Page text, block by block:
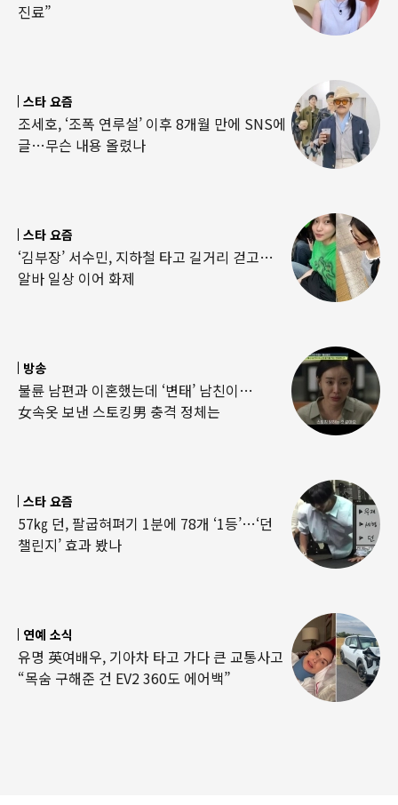
진료”
스타 요즘
조세호, ‘조폭 연루설’ 이후 8개월 만에 SNS에
글…무슨 내용 올렸나
스타 요즘
‘김부장’ 서수민, 지하철 타고 길거리 걷고…
알바 일상 이어 화제
방송
불륜 남편과 이혼했는데 ‘변태’ 남친이…
女속옷 보낸 스토킹男 충격 정체는
스타 요즘
57㎏ 던, 팔굽혀펴기 1분에 78개 ‘1등’…‘던
챌린지’ 효과 봤나
연예 소식
유명 英여배우, 기아차 타고 가다 큰 교통사고
“목숨 구해준 건 EV2 360도 에어백”